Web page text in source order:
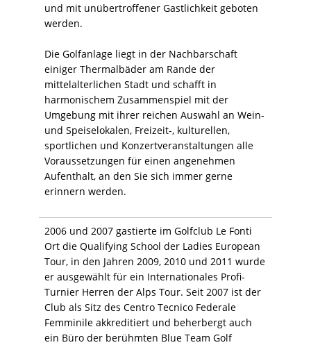
und mit unübertroffener Gastlichkeit geboten
werden.
Die Golfanlage liegt in der Nachbarschaft
einiger Thermalbäder am Rande der
mittelalterlichen Stadt und schafft in
harmonischem Zusammenspiel mit der
Umgebung mit ihrer reichen Auswahl an Wein-
und Speiselokalen, Freizeit-, kulturellen,
sportlichen und Konzertveranstaltungen alle
Voraussetzungen für einen angenehmen
Aufenthalt, an den Sie sich immer gerne
erinnern werden.
2006 und 2007 gastierte im Golfclub Le Fonti
Ort die Qualifying School der Ladies European
Tour, in den Jahren 2009, 2010 und 2011 wurde
er ausgewählt für ein Internationales Profi-
Turnier Herren der Alps Tour. Seit 2007 ist der
Club als Sitz des Centro Tecnico Federale
Femminile akkreditiert und beherbergt auch
ein Büro der berühmten Blue Team Golf